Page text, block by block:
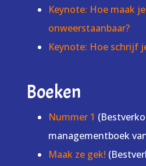
Keynote: Hoe maak
onweerstaanbaar?
Keynote: Hoe schrijf
Boeken
Nummer 1
managementboek
Maak ze gek!